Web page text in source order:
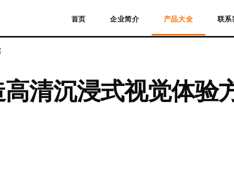
首页 企业简介 产品大全 联系
清沉浸式视觉体验